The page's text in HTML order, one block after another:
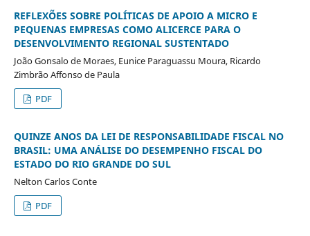
REFLEXÕES SOBRE POLÍTICAS DE APOIO A MICRO E
PEQUENAS EMPRESAS COMO ALICERCE PARA O
DESENVOLVIMENTO REGIONAL SUSTENTADO
João Gonsalo de Moraes, Eunice Paraguassu Moura, Ricardo
Zimbrão Affonso de Paula
PDF
QUINZE ANOS DA LEI DE RESPONSABILIDADE FISCAL NO
BRASIL: UMA ANÁLISE DO DESEMPENHO FISCAL DO
ESTADO DO RIO GRANDE DO SUL
Nelton Carlos Conte
PDF